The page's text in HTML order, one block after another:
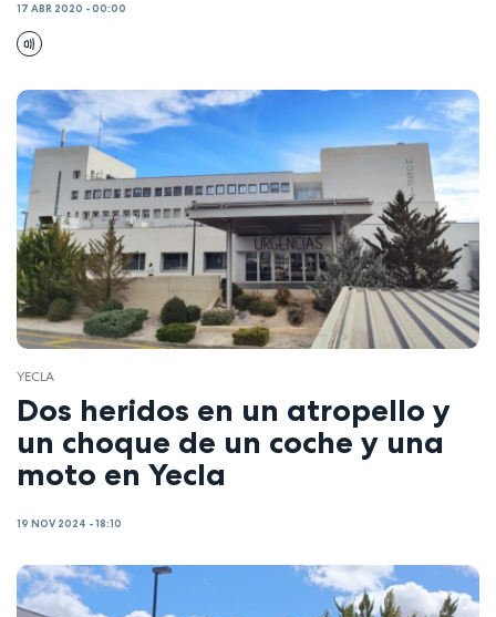
17 ABR 2020 - 00:00
YECLA
Dos heridos en un atropello y
un choque de un coche y una
moto en Yecla
19 NOV 2024 - 18:10